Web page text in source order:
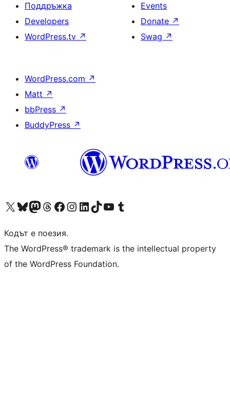
Поддръжка
Developers
WordPress.tv ↗
Events
Donate ↗
Swag ↗
WordPress.com ↗
Matt ↗
bbPress ↗
BuddyPress ↗
Visit our X (formerly Twitter) account
Visit our Bluesky account
Visit our Mastodon account
Visit our Threads account
Посетете нашата страница във Facebook
Посетете нашия профил в Instagram
Посетете нашия профил в LinkedIn
Visit our TikTok account
Visit our YouTube channel
Visit our Tumblr account
Кодът е поезия.
The WordPress® trademark is the intellectual property
of the WordPress Foundation.